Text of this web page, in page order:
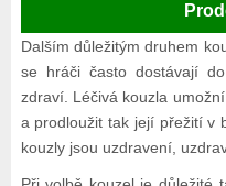
Dalším důležitým druhem
se hráči často dostávají
zdraví. Léčivá kouzla
a prodloužit tak její přežití v
kouzly jsou uzdravení,